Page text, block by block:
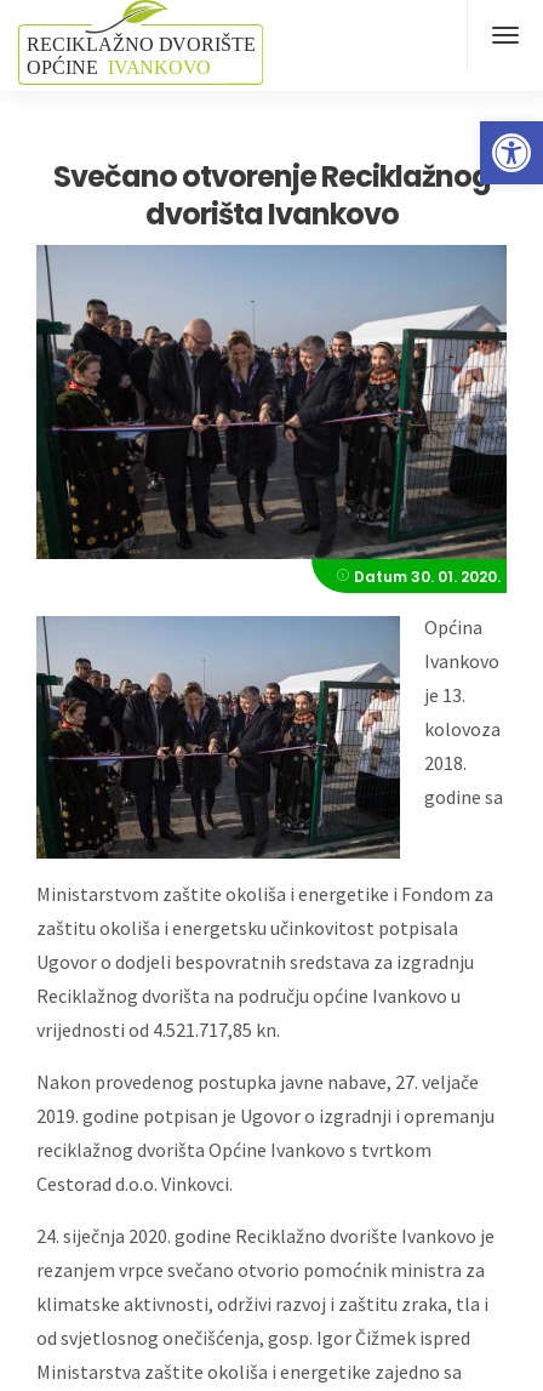
Svečano otvorenje Reciklažnog
dvorišta Ivankovo
Datum30. 01. 2020.
Općina
Ivankovo
je 13.
kolovoza
2018.
godine sa
Ministarstvom zaštite okoliša i energetike i Fondom za
zaštitu okoliša i energetsku učinkovitost potpisala
Ugovor o dodjeli bespovratnih sredstava za izgradnju
Reciklažnog dvorišta na području općine Ivankovo u
vrijednosti od 4.521.717,85 kn.
Nakon provedenog postupka javne nabave, 27. veljače
2019. godine potpisan je Ugovor o izgradnji i opremanju
reciklažnog dvorišta Općine Ivankovo s tvrtkom
Cestorad d.o.o. Vinkovci.
24. siječnja 2020. godine Reciklažno dvorište Ivankovo je
rezanjem vrpce svečano otvorio pomoćnik ministra za
klimatske aktivnosti, održivi razvoj i zaštitu zraka, tla i
od svjetlosnog onečišćenja, gosp. Igor Čižmek ispred
Ministarstva zaštite okoliša i energetike zajedno sa